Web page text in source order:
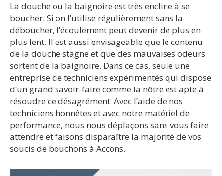
La douche ou la baignoire est très encline à se
boucher. Si on l’utilise régulièrement sans la
déboucher, l’écoulement peut devenir de plus en
plus lent. Il est aussi envisageable que le contenu
de la douche stagne et que des mauvaises odeurs
sortent de la baignoire. Dans ce cas, seule une
entreprise de techniciens expérimentés qui dispose
d’un grand savoir-faire comme la nôtre est apte à
résoudre ce désagrément. Avec l’aide de nos
techniciens honnêtes et avec notre matériel de
performance, nous nous déplaçons sans vous faire
attendre et faisons disparaître la majorité de vos
soucis de bouchons à Accons.